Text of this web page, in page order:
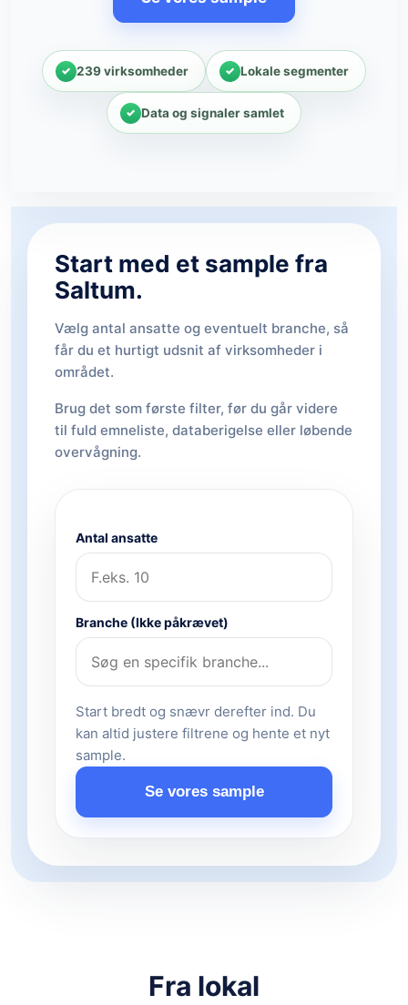
239 virksomheder Lokale segmenter
Data og signaler samlet
Start med et sample fra
Saltum.
Vælg antal ansatte og eventuelt branche, så
får du et hurtigt udsnit af virksomheder i
området.
Brug det som første filter, før du går videre
til fuld emneliste, databerigelse eller løbende
overvågning.
Antal ansatte
Branche (Ikke påkrævet)
Start bredt og snævr derefter ind. Du
kan altid justere filtrene og hente et nyt
sample.
Se vores sample
Fra lokal